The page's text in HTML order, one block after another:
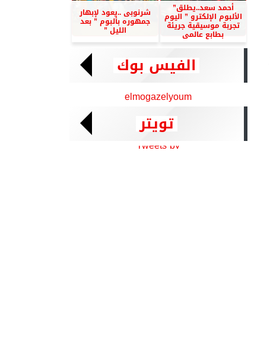
أحمد سعد..يطلق”
الألبوم الإلكترو ” اليوم
تجربة موسيقية جريئة
بطابع عالمى
شرنوبى ..يعود لإبهار
جمهوره بألبوم ” بعد
الليل ”
الفيس بوك
elmogazelyoum
تويتر
Tweets by